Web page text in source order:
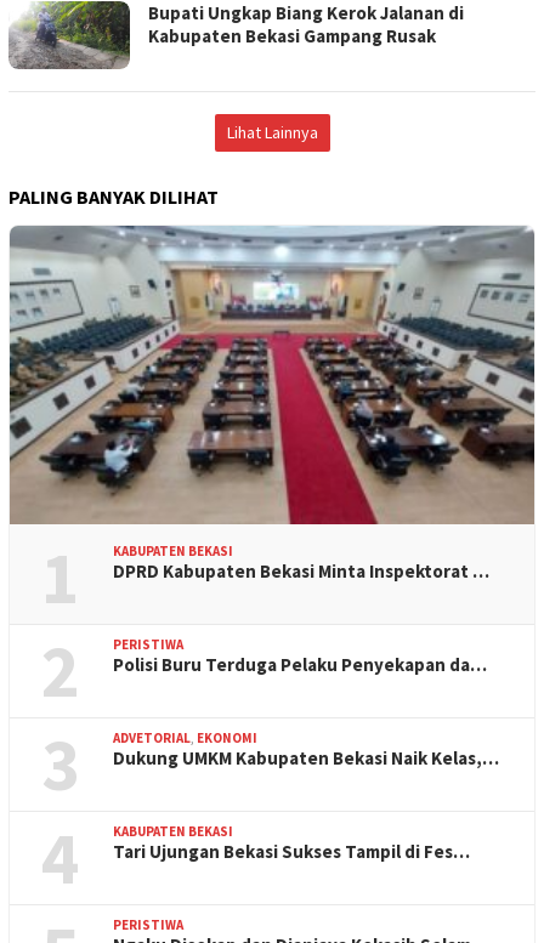
Bupati Ungkap Biang Kerok Jalanan di
Kabupaten Bekasi Gampang Rusak
Lihat Lainnya
PALING BANYAK DILIHAT
1 KABUPATEN BEKASI
DPRD Kabupaten Bekasi Minta Inspektorat …
2 PERISTIWA
Polisi Buru Terduga Pelaku Penyekapan da…
3 ADVETORIAL, EKONOMI
Dukung UMKM Kabupaten Bekasi Naik Kelas,…
4 KABUPATEN BEKASI
Tari Ujungan Bekasi Sukses Tampil di Fes…
PERISTIWA